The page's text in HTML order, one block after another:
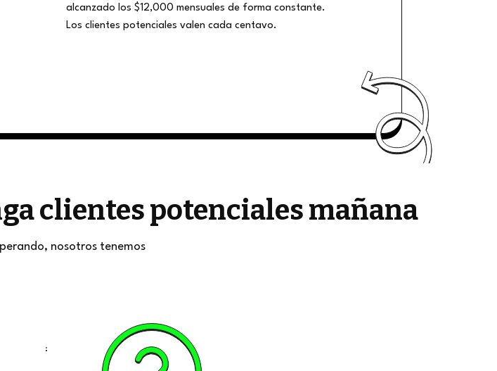
alcanzado los $12,000 mensuales de forma constante.
Los clientes potenciales valen cada centavo.
clientes potenciales mañana
nosotros tenemos